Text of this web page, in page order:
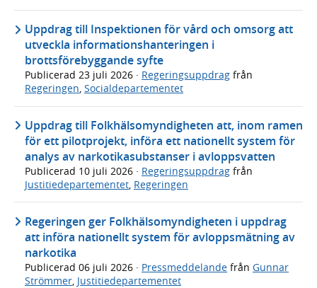
Uppdrag till Inspektionen för vård och omsorg att
utveckla informationshanteringen i
brottsförebyggande syfte
Publicerad 23 juli 2026 · Regeringsuppdrag från
Regeringen, Socialdepartementet
Uppdrag till Folkhälsomyndigheten att, inom ramen
för ett pilotprojekt, införa ett nationellt system för
analys av narkotikasubstanser i avloppsvatten
Publicerad 10 juli 2026 · Regeringsuppdrag från
Justitiedepartementet, Regeringen
Regeringen ger Folkhälsomyndigheten i uppdrag
att införa nationellt system för avloppsmätning av
narkotika
Publicerad 06 juli 2026 · Pressmeddelande från Gunnar
Strömmer Justitiedepartementet